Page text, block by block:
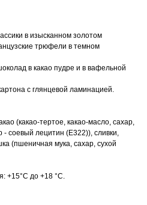
в изысканном золотом
трюфели в темном
в какао пудре и в вафельной
с глянцевой ламинацией.
(какао-тертое, какао-масло, сахар,
- соевый лецитин (Е322)), сливки,
(пшеничная мука, сахар, сухой
+15°С до +18 °С.